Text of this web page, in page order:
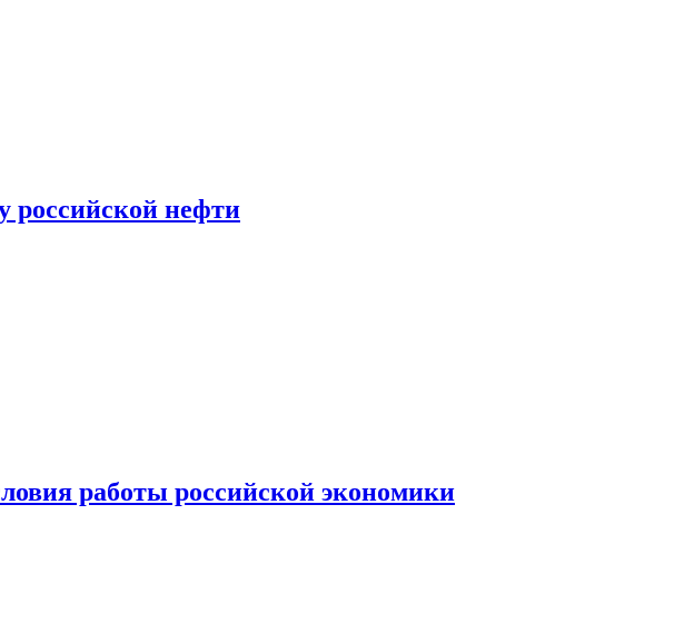
российской нефти
работы российской экономики